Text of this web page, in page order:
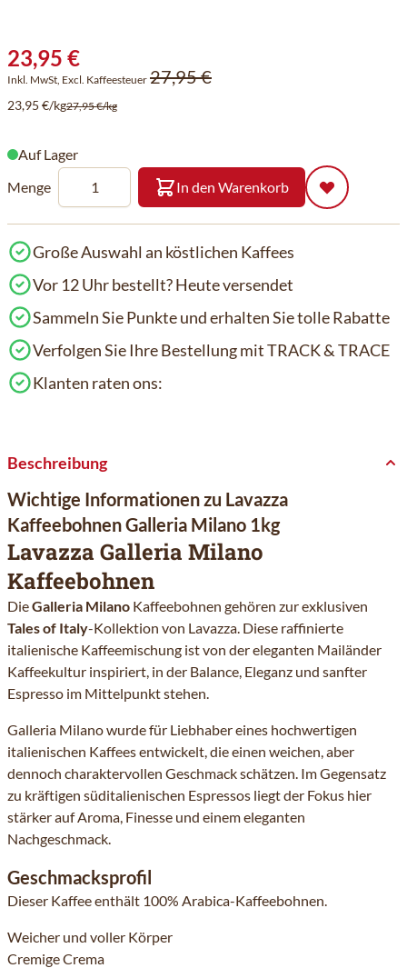
23,95 €
Inkl. MwSt, Excl. Kaffeesteuer 27,95 €
23,95 €/kg27,95 €/kg
Auf Lager
Menge
In den Warenkorb
Große Auswahl an köstlichen Kaffees
Vor 12 Uhr bestellt? Heute versendet
Sammeln Sie Punkte und erhalten Sie tolle Rabatte
Verfolgen Sie Ihre Bestellung mit TRACK & TRACE
Klanten raten ons:
Beschreibung
Wichtige Informationen zu Lavazza
Kaffeebohnen Galleria Milano 1kg
Lavazza Galleria Milano
Kaffeebohnen
DieGalleria Milano Kaffeebohnen gehören zur exklusiven
Tales of Italy-Kollektion von Lavazza. Diese raffinierte
italienische Kaffeemischung ist von der eleganten Mailänder
Kaffeekultur inspiriert, in der Balance, Eleganz und sanfter
Espresso im Mittelpunkt stehen.
Galleria Milano wurde für Liebhaber eines hochwertigen
italienischen Kaffees entwickelt, die einen weichen, aber
dennoch charaktervollen Geschmack schätzen. Im Gegensatz
zu kräftigen süditalienischen Espressos liegt der Fokus hier
stärker auf Aroma, Finesse und einem eleganten
Nachgeschmack.
Geschmacksprofil
Dieser Kaffee enthält 100% Arabica-Kaffeebohnen.
Weicher und voller Körper
Cremige Crema